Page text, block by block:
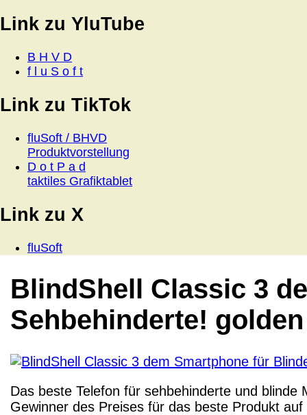
Link zu YluTube
B H V D
f l u S o f t
Link zu TikTok
fluSoft / BHVD
Produktvorstellung
D o t P a d
taktiles Grafiktablet
Link zu X
fluSoft
BlindShell Classic 3
Sehbehinderte!
Das beste Telefon für sehbehinderte und blinde
Gewinner des Preises für das beste Produkt